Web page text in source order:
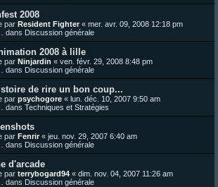
2008
par Resident Fighter« mer. avr. 09, 2008 12:18 pm
dans Discussion générale
2008 à lille
par Ninjardin « ven. févr. 29, 2008 8:48 pm
dans Discussion générale
de rire un bon coup...
par psychogore « lun. déc. 10, 2007 9:50 am
dans Techniques et Stratégies
par Fenrir« jeu. nov. 29, 2007 6:40 am
dans Discussion générale
d'arcade
par terrybogard94 « dim. nov. 04, 2007 11:26 am
dans Discussion générale